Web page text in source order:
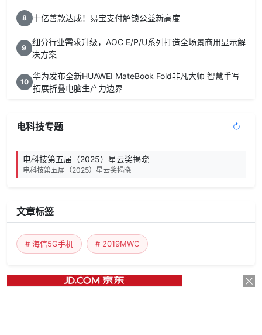
8 十亿善款达成！易宝支付解锁公益新高度
9
细分行业需求升级，AOC E/P/U系列打造全场景商用显示解
决方案
10
华为发布全新HUAWEI MateBook Fold非凡大师 智慧手写
拓展折叠电脑生产力边界
电科技专题
电科技第五届（2025）星云奖揭晓
电科技第五届（2025）星云奖揭晓
文章标签
# 海信5G手机 # 2019MWC